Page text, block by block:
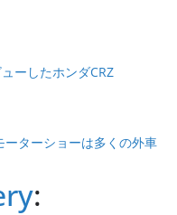
ーしたホンダCRZ
ターショーは多くの外車
: